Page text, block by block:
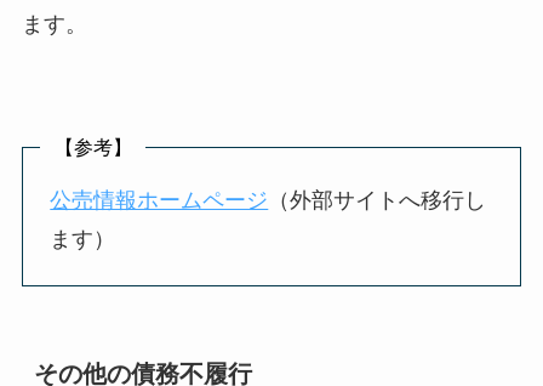
ます。
【参考】
公売情報ホームページ （外部サイトへ移行し
ます）
その他の債務不履行